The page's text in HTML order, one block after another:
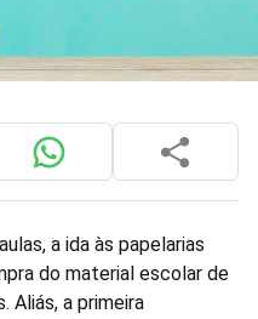
a ida às papelarias
do material escolar de
Aliás, a primeira